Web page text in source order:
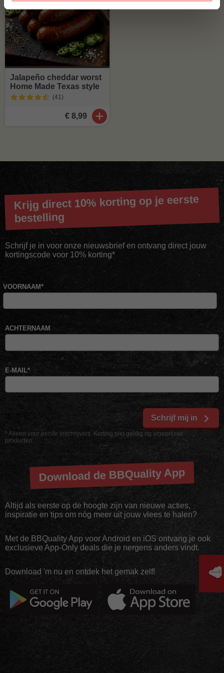
Jalapeño cheddar worst
Home Made Texas style
(41 )
€ 8,99
Krijg direct 10% korting op je eerste
bestelling
Schrijf je in voor onze nieuwsbrief en ontvang direct jouw
kortingscode voor 10% korting*
* Alleen voor eerste inschrijvers. Korting niet geldig op afgeprijsde
producten
VOORNAAM*
ACHTERNAAM
E-MAIL*
Schrijf mij in
Download de BBQuality App
Altijd als eerste op de hoogte zijn van nieuwe acties,
inspiratie en tips om nóg meer uit jouw vlees te halen?
Met de BBQuality App voor Android en iOS ontvang je ook
exclusieve App-Only deals die je nergens anders vindt.
Download 'm nu en ontdek het gemak zelf! 🥩